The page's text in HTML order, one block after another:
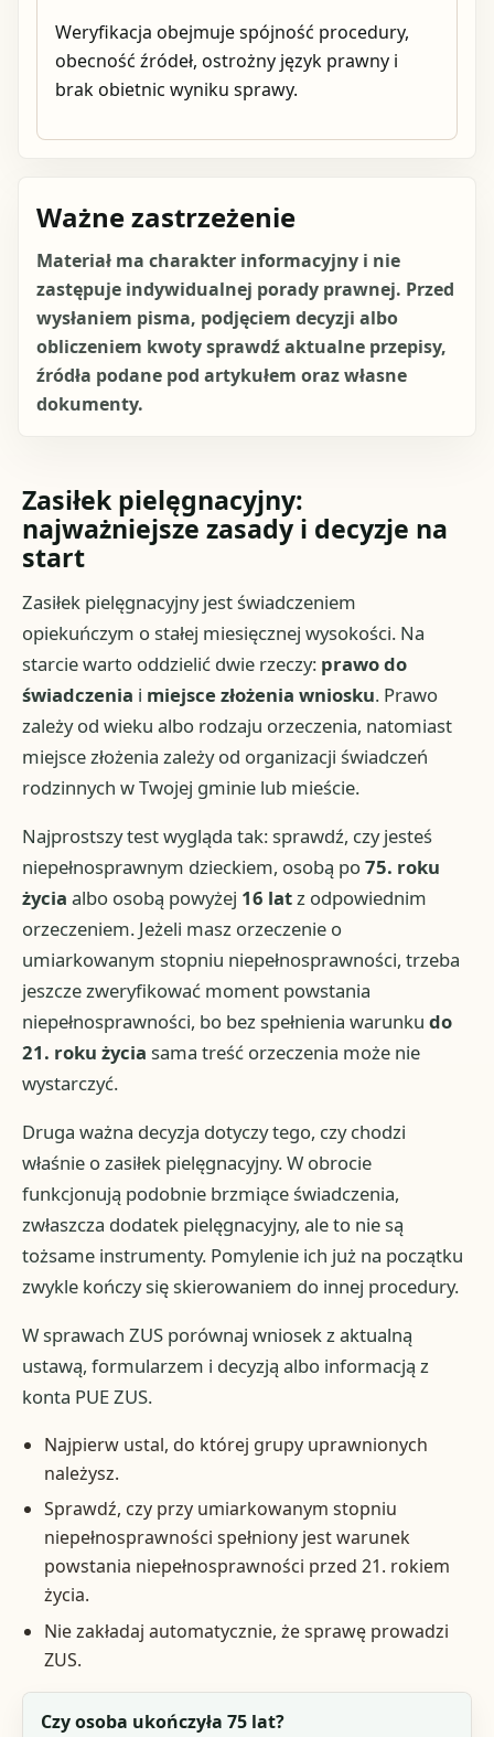
Weryfikacja obejmuje spójność procedury,
obecność źródeł, ostrożny język prawny i
brak obietnic wyniku sprawy.
Ważne zastrzeżenie
Materiał ma charakter informacyjny i nie
zastępuje indywidualnej porady prawnej. Przed
wysłaniem pisma, podjęciem decyzji albo
obliczeniem kwoty sprawdź aktualne przepisy,
źródła podane pod artykułem oraz własne
dokumenty.
Zasiłek pielęgnacyjny:
najważniejsze zasady i decyzje na
start
Zasiłek pielęgnacyjny jest świadczeniem
opiekuńczym o stałej miesięcznej wysokości. Na
starcie warto oddzielić dwie rzeczy: prawo do
świadczenia i miejsce złożenia wniosku. Prawo
zależy od wieku albo rodzaju orzeczenia, natomiast
miejsce złożenia zależy od organizacji świadczeń
rodzinnych w Twojej gminie lub mieście.
Najprostszy test wygląda tak: sprawdź, czy jesteś
niepełnosprawnym dzieckiem, osobą po75. roku
życia albo osobą powyżej 16 latz odpowiednim
orzeczeniem. Jeżeli masz orzeczenie o
umiarkowanym stopniu niepełnosprawności, trzeba
jeszcze zweryfikować moment powstania
niepełnosprawności, bo bez spełnienia warunkudo
21. roku życia sama treść orzeczenia może nie
wystarczyć.
Druga ważna decyzja dotyczy tego, czy chodzi
właśnie o zasiłek pielęgnacyjny. W obrocie
funkcjonują podobnie brzmiące świadczenia,
zwłaszcza dodatek pielęgnacyjny, ale to nie są
tożsame instrumenty. Pomylenie ich już na początku
zwykle kończy się skierowaniem do innej procedury.
W sprawach ZUS porównaj wniosek z aktualną
ustawą, formularzem i decyzją albo informacją z
konta PUE ZUS.
Najpierw ustal, do której grupy uprawnionych
należysz.
Sprawdź, czy przy umiarkowanym stopniu
niepełnosprawności spełniony jest warunek
powstania niepełnosprawności przed 21. rokiem
życia.
Nie zakładaj automatycznie, że sprawę prowadzi
ZUS.
Pytanie startowe
Czy osoba ukończyła 75 lat?